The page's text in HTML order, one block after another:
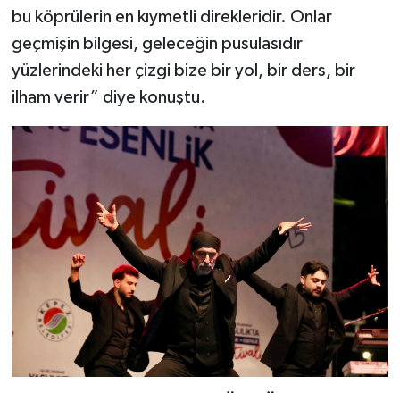
bu köprülerin en kıymetli direkleridir. Onlar
geçmişin bilgesi, geleceğin pusulasıdır
yüzlerindeki her çizgi bize bir yol, bir ders, bir
ilham verir” diye konuştu.